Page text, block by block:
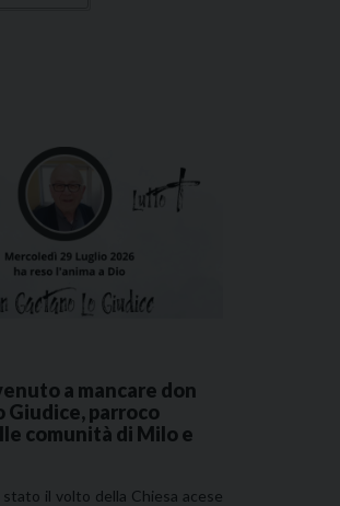
a mancare don
Giudice, parroco
comunità di Milo e
il volto della Chiesa acese